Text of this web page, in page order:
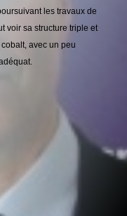
les travaux de
voir sa structure triple et
avec un peu